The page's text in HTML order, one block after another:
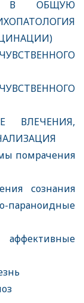
В ОБЩУЮ
ВЛЕЧЕНИЯ,
помрачения
сознания
параноидные